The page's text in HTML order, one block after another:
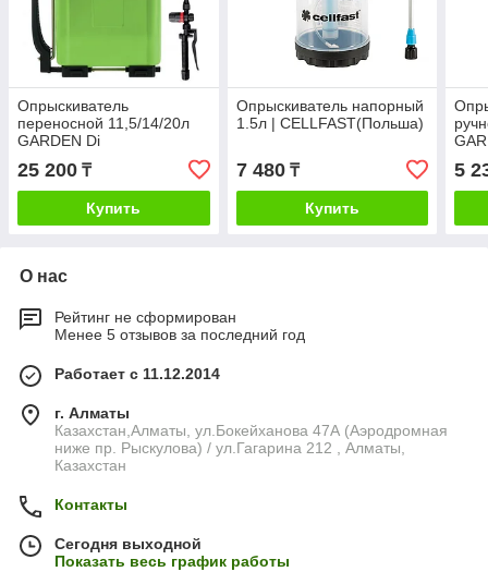
Опрыскиватель
переносной 11,5/14/20л
GARDEN Di
Martino(Италия)
25 200 ₸
Купить
Опрыскиватель напорный
1.5л | CELLFAST(Польша)
7 480₸
Купить
5
О нас
Рейтинг не сформирован
Менее 5 отзывов за последний год
Работает с 11.12.2014
г. Алматы
Казахстан,Алматы, ул.Бокейханова 47А (Аэродромная
ниже пр. Рыскулова) / ул.Гагарина 212 , Алматы,
Казахстан
Контакты
Сегодня выходной
Показать весь график работы